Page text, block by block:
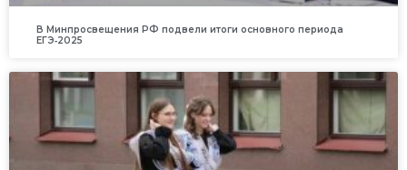
В Минпросвещения РФ подвели итоги основного периода
ЕГЭ‑2025